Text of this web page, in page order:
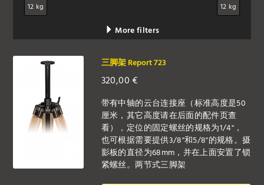
12 kg 12 kg
More filters
三脚架 Report 723
320,00€
带有中轴的云台连接座（标准高度是50
厘米，其它高度请在后面的配件页查
看），定位的固定螺丝的规格为1/4"，
也可根据需要提供3/8"和5/8"的规格。摄
影板的直径为68mm，并在上面安置了锁
紧螺丝。两节式三脚架